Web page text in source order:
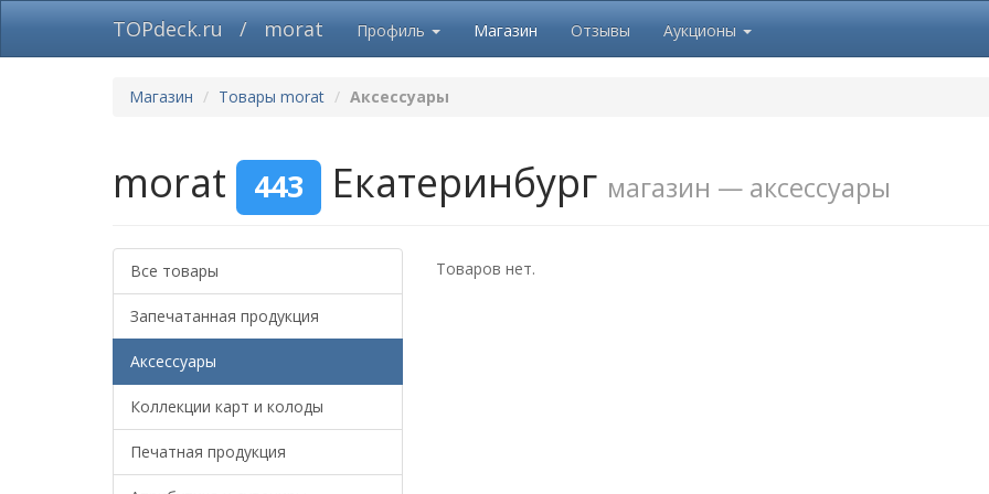
TOPdeck.ru / morat Профиль Магазин Отзывы Аукционы
Магазин Товары morat Аксессуары
morat 443 Екатеринбург магазин — аксессуары
Все товары
Запечатанная продукция
Аксессуары
Коллекции карт и колоды
Печатная продукция
Товаров нет.